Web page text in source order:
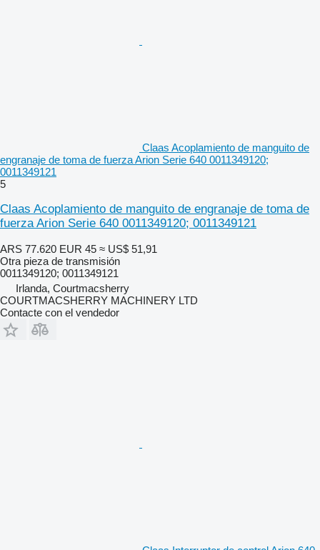
Claas Acoplamiento de manguito de
engranaje de toma de fuerza Arion Serie 640 0011349120;
0011349121
5
Claas Acoplamiento de manguito de engranaje de toma de
fuerza Arion Serie 640 0011349120; 0011349121
ARS 77.620 EUR 45 ≈ US$ 51,91
Otra pieza de transmisión
0011349120; 0011349121
Irlanda, Courtmacsherry
COURTMACSHERRY MACHINERY LTD
Contacte con el vendedor